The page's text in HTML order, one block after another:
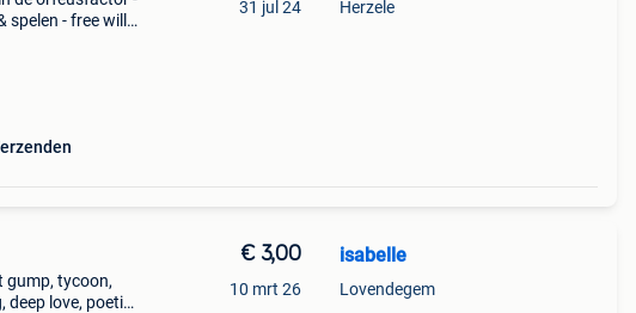
spelen - free willy
31 jul 24 Herzele
gump, tycoon,
deep love, poetic
€ 3,00
10 mrt 26
isabelle
Lovendegem